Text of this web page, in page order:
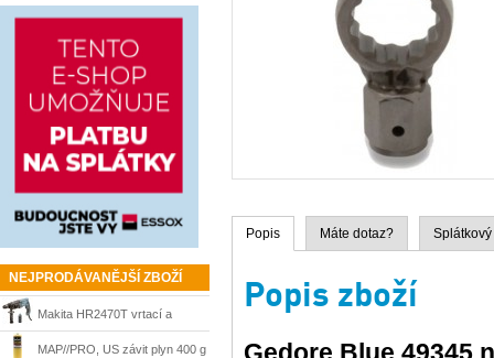
NEJPRODÁVANĚJŠÍ ZBOŽÍ
Makita HR2470T vrtací a
sekací kladivo 780 W, SDS-
MAP//PRO, US závit plyn 400 g
Popis Máte dotaz?
Popis zboží